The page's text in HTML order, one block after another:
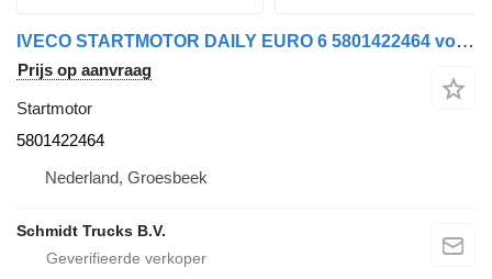
IVECO STARTMOTOR DAILY EURO 6 5801422464 voor vrachtwagen
Prijs op aanvraag
Startmotor
5801422464
Nederland, Groesbeek
Schmidt Trucks B.V.